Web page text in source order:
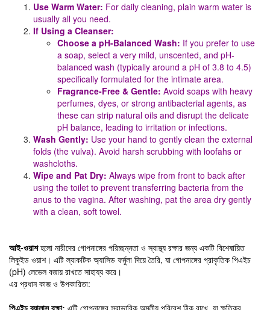
Use Warm Water: For daily cleaning, plain warm water is
usually all you need.
If Using a Cleanser:
Choose a pH-Balanced Wash: If you prefer to use
a soap, select a very mild, unscented, and pH-
balanced wash (typically around a pH of 3.8 to 4.5)
specifically formulated for the intimate area.
Fragrance-Free & Gentle: Avoid soaps with heavy
perfumes, dyes, or strong antibacterial agents, as
these can strip natural oils and disrupt the delicate
pH balance, leading to irritation or infections.
Wash Gently: Use your hand to gently clean the external
folds (the vulva). Avoid harsh scrubbing with loofahs or
washcloths.
Wipe and Pat Dry: Always wipe from front to back after
using the toilet to prevent transferring bacteria from the
anus to the vagina. After washing, pat the area dry gently
with a clean, soft towel.
আই-ওয়াশহলো নারীদের গোপনাঙ্গের পরিচ্ছন্নতা ও স্বাস্থ্য রক্ষার জন্য একটি বিশেষায়িত
লিকুইড ওয়াশ। এটি ল্যাকটিক অ্যাসিড ফর্মুলা দিয়ে তৈরি, যা গোপনাঙ্গের প্রাকৃতিক পিএইচ
(pH) লেভেল বজায় রাখতে সাহায্য করে।
এর প্রধান কাজ ও উপকারিতা: